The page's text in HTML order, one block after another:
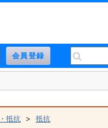
抵抗 > 抵抗